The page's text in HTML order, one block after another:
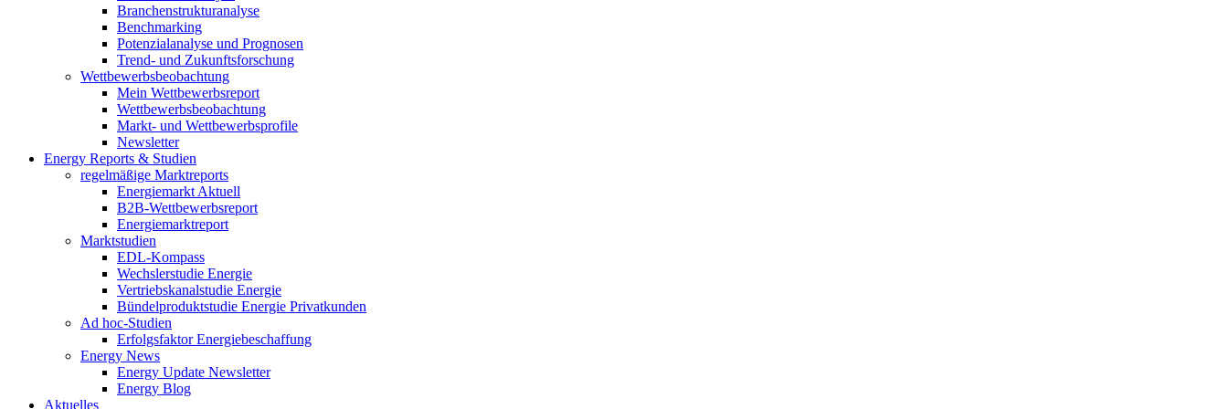
Branchenstrukturanalyse
Benchmarking
Potenzialanalyse und Prognosen
Trend- und Zukunftsforschung
Wettbewerbs­beobachtung
Mein Wettbewerbsreport
Wettbewerbsbeobachtung
Markt- und Wettbewerbsprofile
Newsletter
Energy Reports & Studien
regelmäßige Marktreports
Energiemarkt Aktuell
B2B-Wettbewerbsreport
Energiemarktreport
Marktstudien
EDL-Kompass
Wechslerstudie Energie
Vertriebskanalstudie Energie
Bündelproduktstudie Energie Privatkunden
Ad hoc-Studien
Erfolgsfaktor Energiebeschaffung
Energy News
Energy Update Newsletter
Energy Blog
Aktuelles